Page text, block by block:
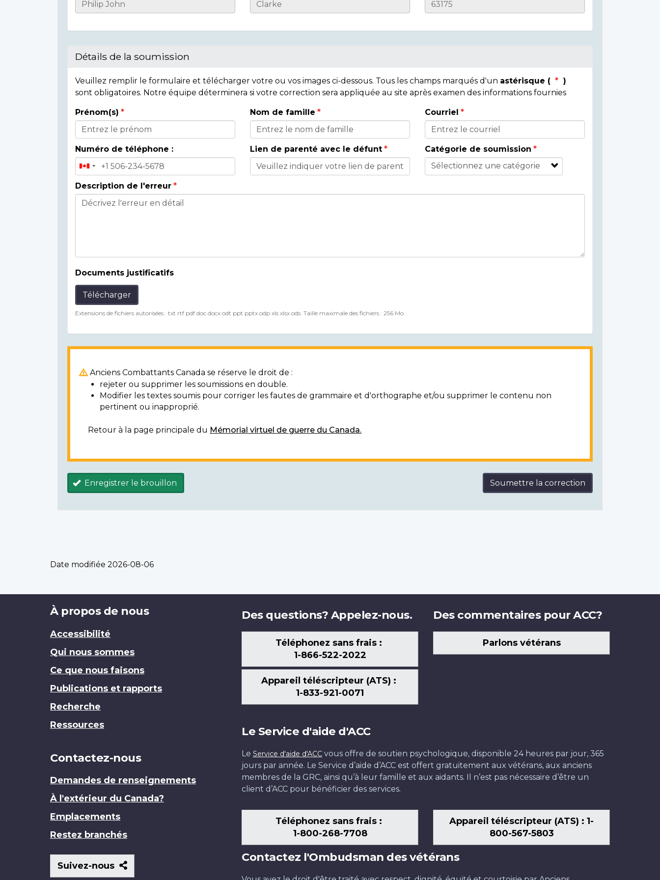
Casualty
Détails de la soumission
Veuillez remplir le formulaire et télécharger votre ou vos images ci-dessous. Tous les champs marqués d'un astérisque (
)
sont obligatoires. Notre équipe déterminera si votre correction sera appliquée au site après examen des informations fournies
Donor
Details
Prénom(s) Nom de famille Courriel
Numéro de téléphone : Lien de parenté avec le défunt Catégorie de soumission
Description de l'erreur
Documents justificatifs
Télécharger
Extensions de fichiers autorisées : txt rtf pdf doc docx odt ppt pptx odp xls xlsx ods. Taille maximale des fichiers : 256 Mo.
Anciens Combattants Canada se réserve le droit de :
rejeter ou supprimer les soumissions en double.
Modifier les textes soumis pour corriger les fautes de grammaire et d'orthographe et/ou supprimer le contenu non
pertinent ou inapproprié.
Retour à la page principale du Mémorial virtuel de guerre du Canada.
Enregistrer le brouillon Soumettre la correction
Date modifiée 2026-08-06
Brand
À propos de nous
Accessibilité
Qui nous sommes
Ce que nous faisons
Publications et rapports
Recherche
Ressources
Contactez-nous
Demandes de renseignements
À l'extérieur du Canada?
Emplacements
Restez branchés
Suivez-nous
Suivez-
nous
Des questions? Appelez-nous.
Téléphonez sans frais :
1-866-522-2022
Appareil téléscripteur (ATS) :
1-833-921-0071
Des commentaires pour ACC?
Parlons vétérans
Le Service d'aide d'ACC
Le Service d'aide d'ACC vous offre de soutien psychologique, disponible 24 heures par jour, 365
jours par année. Le Service d’aide d’ACC est offert gratuitement aux vétérans, aux anciens
membres de la GRC, ainsi qu’à leur famille et aux aidants. Il n’est pas nécessaire d’être un
client d’ACC pour bénéficier des services.
Téléphonez sans frais :
1-800-268-7708
Appareil téléscripteur (ATS) : 1-
800-567-5803
Contactez l'Ombudsman des vétérans